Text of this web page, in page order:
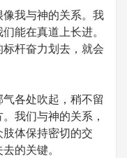
我与神的关系。我
能在真道上长进。
杆奋力划去，就会
各处吹起，稍不留
我们与神的关系，
体保持密切的交
的关键。